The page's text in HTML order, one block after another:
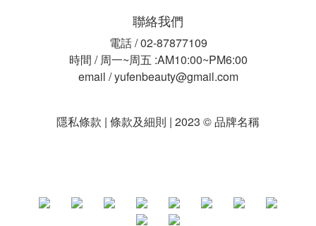
聯絡我們
電話 / 02-87877109
時間 / 周一~周五 :AM10:00~PM6:00
email / yufenbeauty@gmail.com
隱私條款 | 條款及細則 | 2023 © 品牌名稱